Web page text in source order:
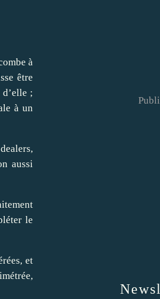
à
être
;
à un
aussi
le
et